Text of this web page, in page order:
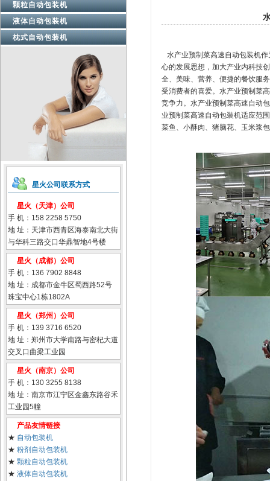
颗粒自动包装机
液体自动包装机
枕式自动包装机
星火公司联系方式
星火（天津）公司
手 机：158 2258 5750
地 址：天津市西青区海泰南北大街
与华科三路交口华鼎智地4号楼
星火（成都）公司
手 机：136 7902 8848
地 址：成都市金牛区蜀西路52号
珠宝中心1栋1802A
星火（郑州）公司
手 机：139 3716 6520
地 址：郑州市大学南路与密杞大道
交叉口曲梁工业园
星火（南京）公司
手 机：130 3255 8138
地 址：南京市江宁区金鑫东路谷禾
工业园5幢
产品友情链接
★ 自动包装机
★ 粉剂自动包装机
★ 颗粒自动包装机
★ 液体自动包装机
水产业预制菜高速自动包装机
心的发展思想，加大产业内科技
全、美味、营养、便捷的餐饮服
受消费者的喜爱。水产业预制菜
竞争力。水产业预制菜高速自动
业预制菜高速自动包装机适应范
菜鱼、小酥肉、猪脑花、玉米浆